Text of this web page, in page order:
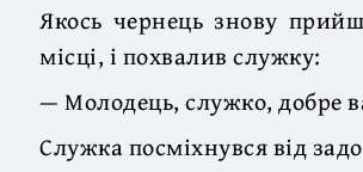
Якось чернець знову
місці, і похвалив служку:
— Молодець, служко, добре
Служка посміхнувся від